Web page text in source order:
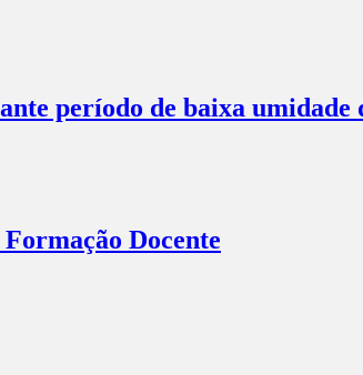
período de baixa umidade
Docente